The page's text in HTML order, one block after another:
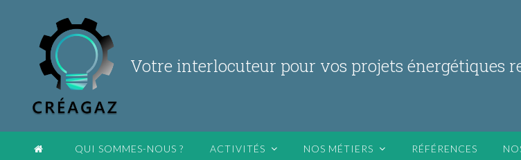
Votre interlocuteur pour vos projets énergétiques
QUI SOMMES-NOUS ? ACTIVITÉS NOS MÉTIERS RÉFÉRENCES